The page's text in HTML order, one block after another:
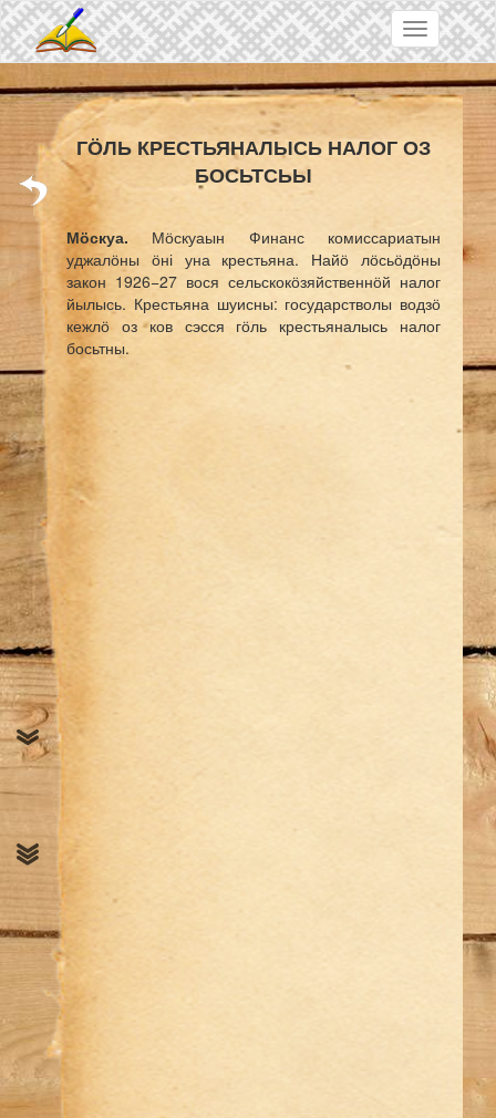
Skip to main content
Toggle
navigation
ГӦЛЬ КРЕСТЬЯНАЛЫСЬ НАЛОГ ОЗ
БОСЬТСЬЫ
Мӧскуа. Мӧскуаын Финанс комиссариатын
уджалӧны ӧні уна крестьяна. Найӧ лӧсьӧдӧны
закон 1926−27 вося сельскокӧзяйственнӧй налог
йылысь. Крестьяна шуисны: государстволы водзӧ
кежлӧ оз ков сэсся гӧль крестьяналысь налог
босьтны.